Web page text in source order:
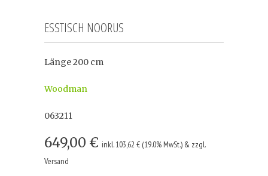
ESSTISCH NOORUS
Länge 200 cm
Woodman
063211
649,00 € inkl. 103,62 € (19.0% MwSt.) & zzgl.
Versand